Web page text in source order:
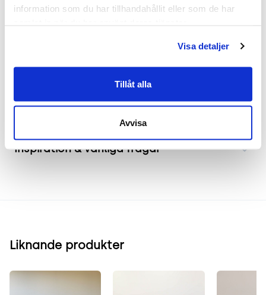
information som du har tillhandahållit eller som de har
Visa detaljer
Tillåt alla
Avvisa
ljusa färger och naturligt ljus dominerar. Den lätt
Frakt & leverans
Inspiration & vanliga frågar
Liknande produkter